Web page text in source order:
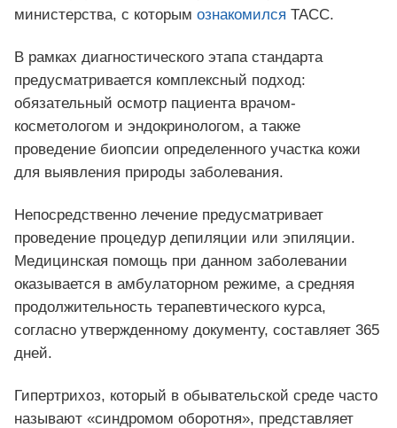
министерства, с которым ознакомился ТАСС.
В рамках диагностического этапа стандарта
предусматривается комплексный подход:
обязательный осмотр пациента врачом-
косметологом и эндокринологом, а также
проведение биопсии определенного участка кожи
для выявления природы заболевания.
Непосредственно лечение предусматривает
проведение процедур депиляции или эпиляции.
Медицинская помощь при данном заболевании
оказывается в амбулаторном режиме, а средняя
продолжительность терапевтического курса,
согласно утвержденному документу, составляет 365
дней.
Гипертрихоз, который в обывательской среде часто
называют «синдромом оборотня», представляет